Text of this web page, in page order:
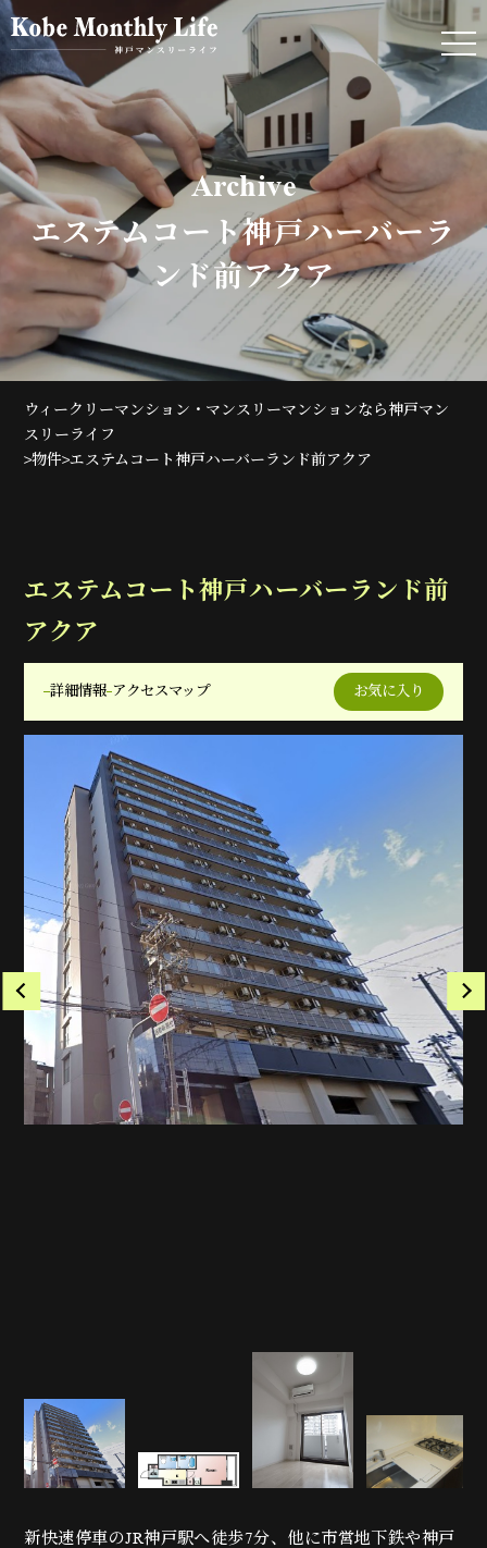
Archive
エステムコート神戸ハーバーラ
ンド前アクア
ウィークリーマンション・マンスリーマンションなら神戸マン
スリーライフ
>物件>エステムコート神戸ハーバーランド前アクア
エステムコート神戸ハーバーランド前
アクア
詳細情報 アクセスマップ お気に入り
新快速停車のJR神戸駅へ徒歩7分、他に市営地下鉄や神戸